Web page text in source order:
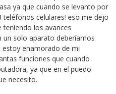
ya que cuando se levanto por
celulares! eso me dejo
teniendo los avances
un solo aparato deberíamos
enamorado de mi
funciones que cuando
ya que en el puedo
necesito.